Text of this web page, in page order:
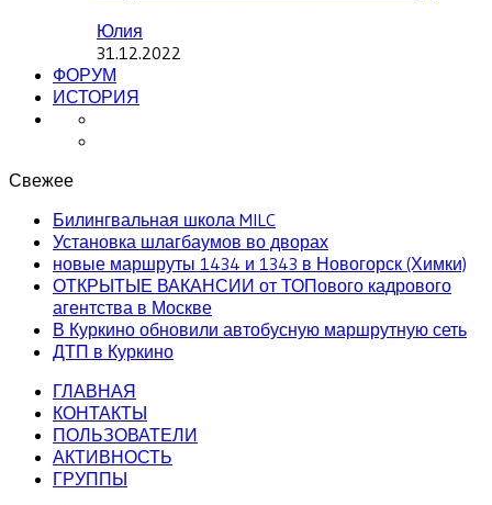
Юлия
31.12.2022
ФОРУМ
ИСТОРИЯ
Свежее
Билингвальная школа MILC
Установка шлагбаумов во дворах
новые маршруты 1434 и 1343 в Новогорск (Химки)
ОТКРЫТЫЕ ВАКАНСИИ от ТОПового кадрового
агентства в Москве
В Куркино обновили автобусную маршрутную сеть
ДТП в Куркино
ГЛАВНАЯ
КОНТАКТЫ
ПОЛЬЗОВАТЕЛИ
АКТИВНОСТЬ
ГРУППЫ